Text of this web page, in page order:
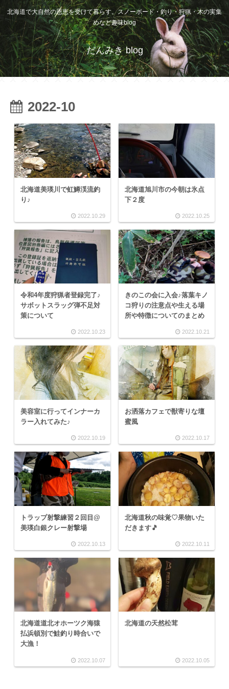
北海道で大自然の恩恵を受けて暮らす。スノーボード・釣り・狩猟・木の実集
めなど趣味blog
だんみき blog
2022-10
北海道美瑛川で虹鱒渓流釣
り♪
2022.10.29
北海道旭川市の今朝は氷点
下２度
2022.10.25
令和4年度狩猟者登録完了♪
サボットスラッグ弾不足対
策について
2022.10.23
きのこの会に入会♪落葉キノ
コ狩りの注意点や生える場
所や特徴についてのまとめ
2022.10.21
美容室に行ってインナーカ
ラー入れてみた♪
2022.10.19
お洒落カフェで獣寄りな壇
蜜風
2022.10.17
トラップ射撃練習２回目@
美瑛白銀クレー射撃場
2022.10.13
北海道秋の味覚♡果物いた
だきます🎵
2022.10.11
北海道道北オホーツク海猿
払浜頓別で鮭釣り時合いで
大漁！
2022.10.07
北海道の天然松茸
2022.10.05